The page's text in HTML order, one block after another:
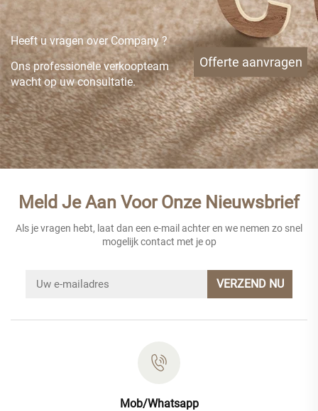
Heeft u vragen over Company ?
Ons professionele verkoopteam
wacht op uw consultatie.
Offerte aanvragen
Meld Je Aan Voor Onze Nieuwsbrief
Als je vragen hebt, laat dan een e-mail achter en we nemen zo snel
mogelijk contact met je op
VERZEND NU
Mob/Whatsapp